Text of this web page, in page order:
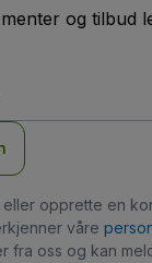
og tilbud
opprette en
våre
fra oss og kan